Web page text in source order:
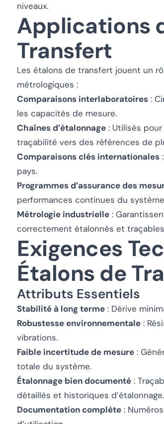
niveaux.
Applications
Transfert
Les étalons de transfert jouent un
métrologiques :
Comparaisons interlaboratoires :
les capacités de mesure.
Chaînes d’étalonnage : Utilisés
traçabilité vers des références de
Comparaisons clés internationales
pays.
Programmes d’assurance des
performances continues du
Métrologie industrielle :
correctement étalonnés et
Exigences
Étalons de
Attributs Essentiels
Stabilité à long terme : Dérive
Robustesse environnementale :
vibrations.
Faible incertitude de mesure :
totale du système.
Étalonnage bien documenté :
détaillés et historiques d’étalonnage.
Documentation complète :